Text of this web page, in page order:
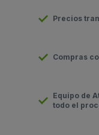
Precios
Compras
Equipo de
todo el